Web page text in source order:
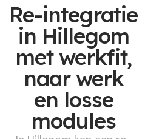
Re-integratie
in Hillegom
met werkfit,
naar werk
en losse
modules